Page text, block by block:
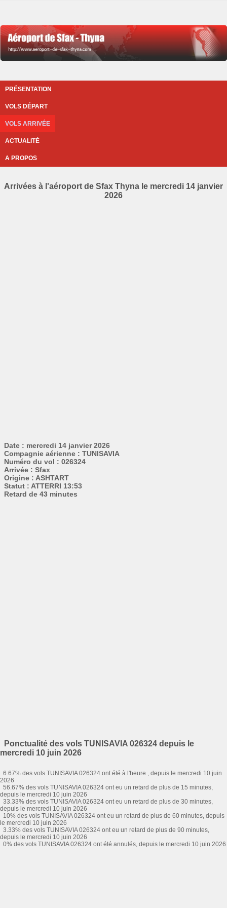
PRÉSENTATION
VOLS DÉPART
VOLS ARRIVÉE
ACTUALITÉ
A PROPOS
Arrivées à l'aéroport de Sfax Thyna le mercredi 14 janvier
2026
Date : mercredi 14 janvier 2026
Compagnie aérienne : TUNISAVIA
Numéro du vol : 026324
Arrivée : Sfax
Origine : ASHTART
Statut : ATTERRI 13:53
Retard de 43 minutes
Ponctualité des vols TUNISAVIA 026324 depuis le
mercredi 10 juin 2026
6.67% des vols TUNISAVIA 026324 ont été à l'heure , depuis le mercredi 10 juin
2026
56.67% des vols TUNISAVIA 026324 ont eu un retard de plus de 15 minutes,
depuis le mercredi 10 juin 2026
33.33% des vols TUNISAVIA 026324 ont eu un retard de plus de 30 minutes,
depuis le mercredi 10 juin 2026
10% des vols TUNISAVIA 026324 ont eu un retard de plus de 60 minutes, depuis
le mercredi 10 juin 2026
3.33% des vols TUNISAVIA 026324 ont eu un retard de plus de 90 minutes,
depuis le mercredi 10 juin 2026
0% des vols TUNISAVIA 026324 ont été annulés, depuis le mercredi 10 juin 2026